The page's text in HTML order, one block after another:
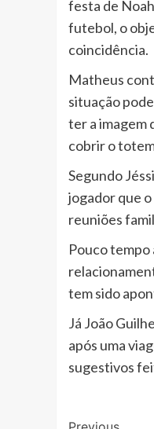
festa de
futebol, o
coincidência.
Matheus
situação
ter a imagem
cobrir o
Segundo
jogador que
reuniões
Pouco
tem sido
Já João
após uma
sugestivos